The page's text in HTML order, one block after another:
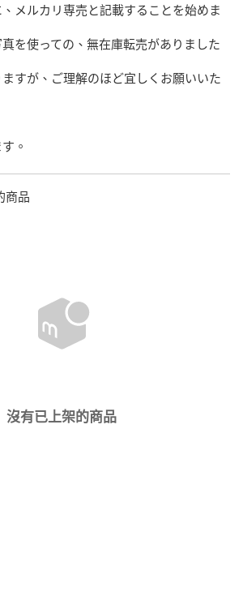
メルカリ専売と記載することを始めま
を使っての、無在庫転売がありました
すが、ご理解のほど宜しくお願いいた
。
商品
沒有已上架的商品